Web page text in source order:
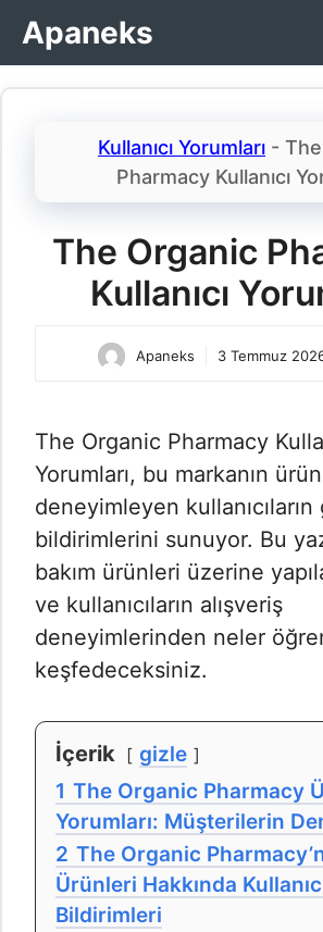
İçeriğe
atlaApaneks
Kullanıcı Yorumları -
Pharmacy Kullanıcı
The Organic
Kullanıcı
Apaneks 3 Temmuz
The Organic Pharmacy
Yorumları​, bu markanın
deneyimleyen
bildirimlerini sunuyor. Bu
bakım ürünleri üzerine
ve kullanıcıların alışveriş
deneyimlerinden neler
keşfedeceksiniz.
İçerik
gizle
1 The Organic Pharmacy
Yorumları: Müşterilerin
2 The Organic
Ürünleri Hakkında
Bildirimleri